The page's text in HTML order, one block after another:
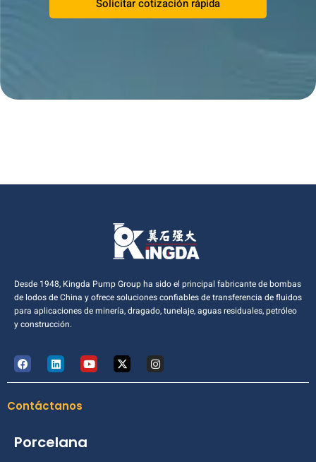
Solicitar cotización rápida
Desde 1948, Kingda Pump Group ha sido el principal fabricante de bombas
de lodos de China y ofrece soluciones confiables de transferencia de fluidos
para aplicaciones de minería, dragado, tunelaje, aguas residuales, petróleo
y construcción.
Contáctanos
Porcelana